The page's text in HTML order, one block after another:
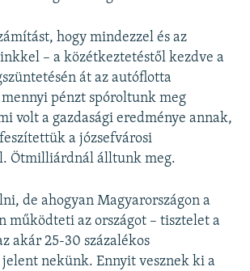
hogy mindezzel és az
– a közétkeztetéstől kezdve a
át az autóflotta
pénzt spóroltunk meg
volt a gazdasági eredménye annak,
a józsefvárosi
Ötmilliárdnál álltunk meg.
de ahogyan Magyarországon a
működteti az országot – tisztelet a
akár 25-30 százalékos
nekünk. Ennyit vesznek ki a